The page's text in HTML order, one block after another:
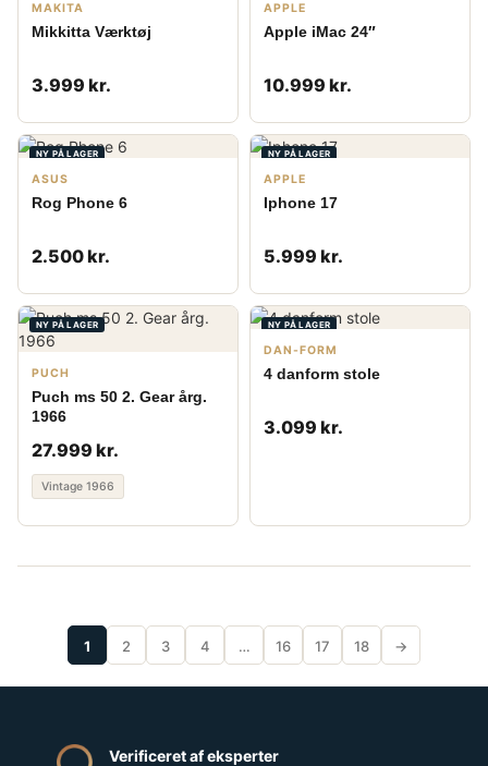
MAKITA
Mikkitta Værktøj
3.999 kr.
APPLE
Apple iMac 24″
10.999 kr.
NY PÅ LAGER
ASUS
Rog Phone 6
2.500 kr.
NY PÅ LAGER
APPLE
Iphone 17
5.999 kr.
NY PÅ LAGER
PUCH
Puch ms 50 2. Gear årg.
1966
27.999 kr.
Vintage 1966
NY PÅ LAGER
DAN-FORM
4 danform stole
3.099 kr.
1 2 3 4 … 16 17 18 →
Verificeret af eksperter